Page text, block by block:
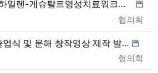
사회복지법인 게슈탈트하일렌-게슈탈트영성치료워크샵(줌)
등록자
협의회
식 및 문해 창작영상 제작 발…
등록자
협의회